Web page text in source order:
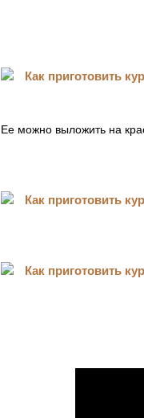
Ее можно выложить на